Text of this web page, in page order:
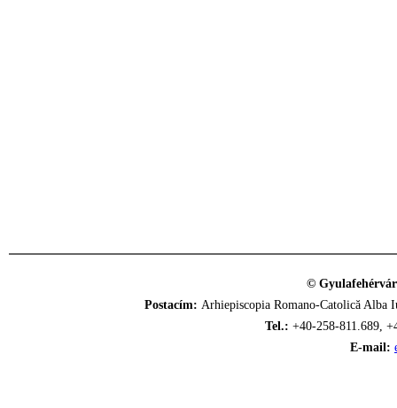
©
Postacím: Arhiepiscopia Romano-Catolică
Tel.: +40-258-811.689,
E-mail: